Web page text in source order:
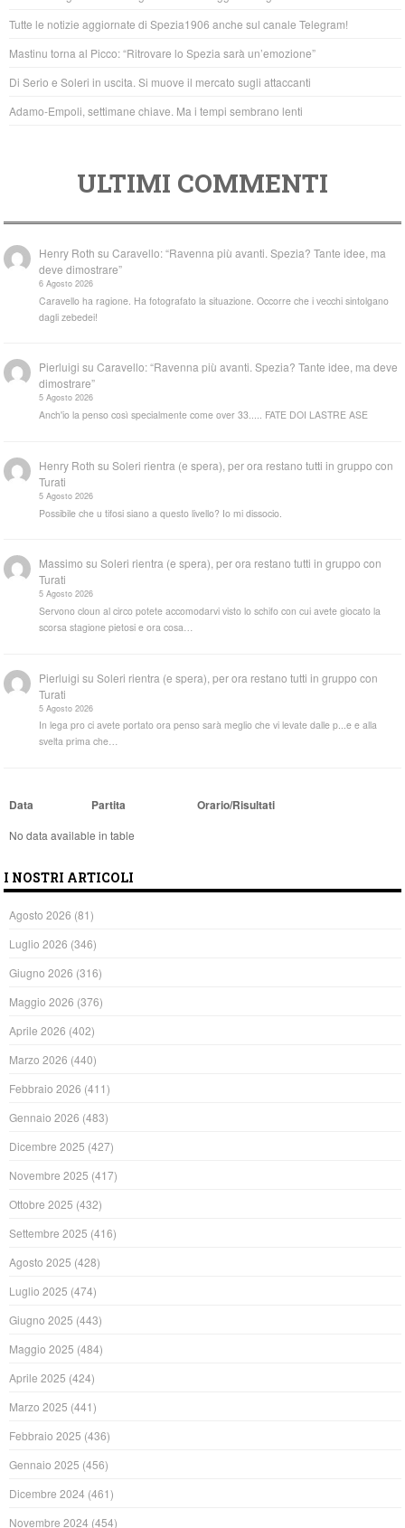
o
o
k
p
p
Tutte le notizie aggiornate di Spezia1906 anche sul canale Telegram!
Mastinu torna al Picco: “Ritrovare lo Spezia sarà un’emozione”
Di Serio e Soleri in uscita. Si muove il mercato sugli attaccanti
Adamo-Empoli, settimane chiave. Ma i tempi sembrano lenti
ULTIMI COMMENTI
Henry Roth suCaravello: “Ravenna più avanti. Spezia? Tante idee, ma
deve dimostrare”
6 Agosto 2026
Caravello ha ragione. Ha fotografato la situazione. Occorre che i vecchi sintolgano
dagli zebedei!
Pierluigi suCaravello: “Ravenna più avanti. Spezia? Tante idee, ma deve
dimostrare”
5 Agosto 2026
Anch'io la penso così specialmente come over 33..... FATE DOI LASTRE ASE
Henry Roth suSoleri rientra (e spera), per ora restano tutti in gruppo con
Turati
5 Agosto 2026
Possibile che u tifosi siano a questo livello? Io mi dissocio.
Massimo suSoleri rientra (e spera), per ora restano tutti in gruppo con
Turati
5 Agosto 2026
Servono cloun al circo potete accomodarvi visto lo schifo con cui avete giocato la
scorsa stagione pietosi e ora cosa…
Pierluigi suSoleri rientra (e spera), per ora restano tutti in gruppo con
Turati
5 Agosto 2026
In lega pro ci avete portato ora penso sarà meglio che vi levate dalle p...e e alla
svelta prima che…
Data Partita Orario/Risultati
No data available in table
I NOSTRI ARTICOLI
Agosto 2026 (81)
Luglio 2026 (346)
Giugno 2026 (316)
Maggio 2026 (376)
Aprile 2026 (402)
Marzo 2026 (440)
Febbraio 2026 (411)
Gennaio 2026 (483)
Dicembre 2025 (427)
Novembre 2025 (417)
Ottobre 2025 (432)
Settembre 2025 (416)
Agosto 2025 (428)
Luglio 2025 (474)
Giugno 2025 (443)
Maggio 2025 (484)
Aprile 2025 (424)
Marzo 2025 (441)
Febbraio 2025 (436)
Gennaio 2025 (456)
Dicembre 2024 (461)
Novembre 2024 (454)